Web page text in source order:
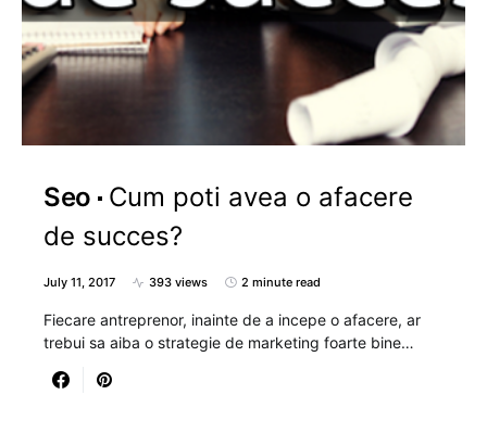
Seo
Cum poti avea o afacere
de succes?
July 11, 2017 393 views 2 minute read
Fiecare antreprenor, inainte de a incepe o afacere, ar
trebui sa aiba o strategie de marketing foarte bine…